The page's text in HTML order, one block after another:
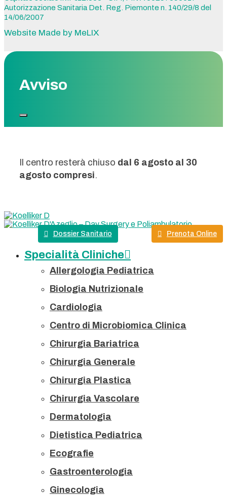
Autorizzazione Sanitaria Det. Reg. Piemonte n. 140/29/8 del
14/06/2007
Website Made by MeLIX
Avviso
Il centro resterà chiuso dal 6 agosto al 30
agosto compresi.
Dossier Sanitario Prenota Online
Specialità Cliniche
Allergologia Pediatrica
Biologia Nutrizionale
Cardiologia
Centro di Microbiomica Clinica
Chirurgia Bariatrica
Chirurgia Generale
Chirurgia Plastica
Chirurgia Vascolare
Dermatologia
Dietistica Pediatrica
Ecografie
Gastroenterologia
Ginecologia